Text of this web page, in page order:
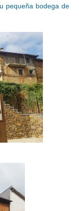
pequeña bodega de